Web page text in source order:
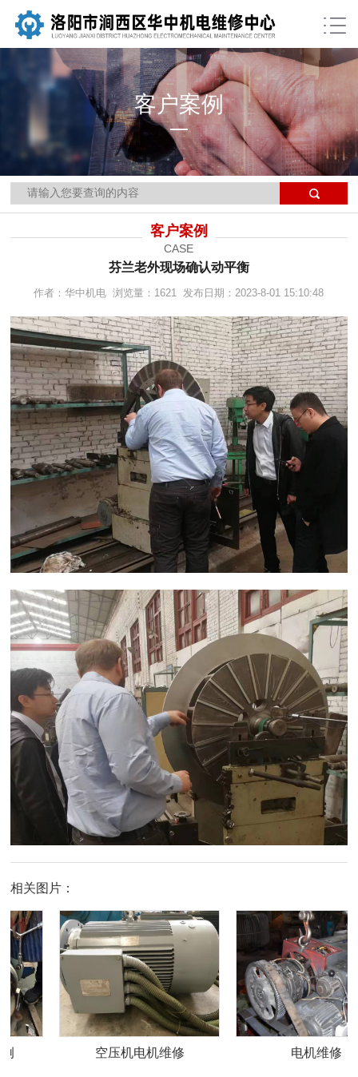
客户案例
当前位置： 网站首页 >>
客户案例
CASE
芬兰老外现场确认动平衡
作者：华中机电 浏览量：1621 发布日期：2023-8-01 15:10:48
相关图片：
空压机电机维修 电机维修